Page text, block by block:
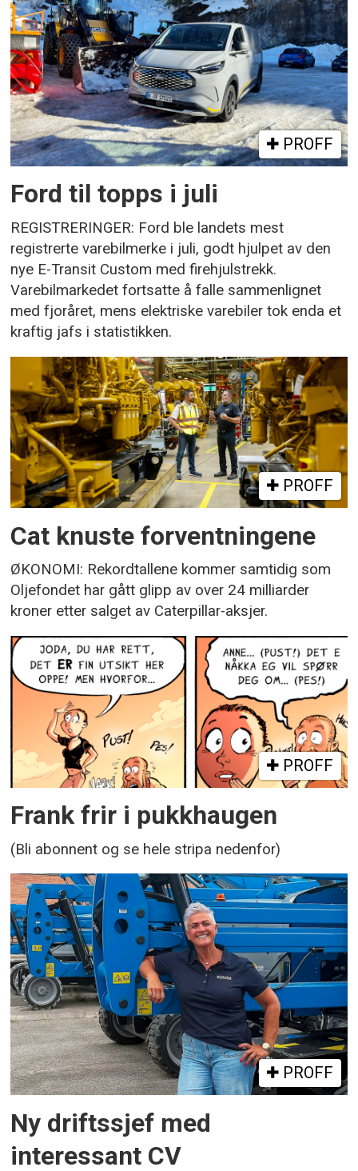
PROFF
Ford til topps i juli
REGISTRERINGER: Ford ble landets mest
registrerte varebilmerke i juli, godt hjulpet av den
nye E-Transit Custom med firehjulstrekk.
Varebilmarkedet fortsatte å falle sammenlignet
med fjoråret, mens elektriske varebiler tok enda et
kraftig jafs i statistikken.
PROFF
Cat knuste forventningene
ØKONOMI: Rekordtallene kommer samtidig som
Oljefondet har gått glipp av over 24 milliarder
kroner etter salget av Caterpillar-aksjer.
PROFF
Frank frir i pukkhaugen
(Bli abonnent og se hele stripa nedenfor)
PROFF
Ny driftssjef med
interessant CV